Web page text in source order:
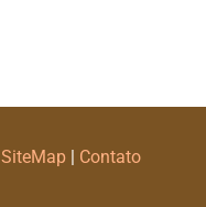
SiteMap| Contato